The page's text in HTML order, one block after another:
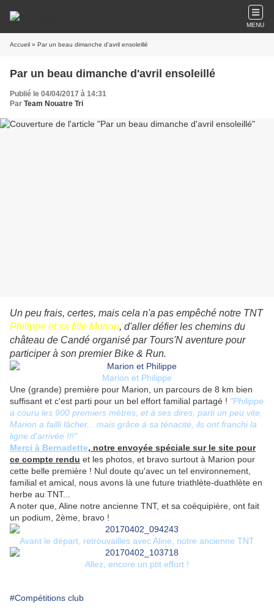
MENU
Accueil » Par un beau dimanche d'avril ensoleillé
Par un beau dimanche d'avril ensoleillé
Publié le 04/04/2017 à 14:31
Par Team Nouatre Tri
Un peu frais, certes, mais cela n'a pas empêché notre TNT
Philippe et sa fille Marion, d'aller défier les chemins du
château de Candé organisé par Tours'N aventure pour
participer à son premier Bike & Run.
Marion et Philippe
Une (grande) première pour Marion, un parcours de 8 km bien
suffisant et c'est parti pour un bel effort familial partagé ! "Philippe
a couru les 900 premiers mètres, et à ses dires, parti un peu vite,
Marion a failli lâcher... mais grâce à sa ténacité, ils ont franchi la
ligne d'arrivée !!!"
Merci à Bernadette, notre envoyée spéciale sur le site pour
ce compte rendu et les photos, et bravo surtout à Marion pour
cette belle première ! Nul doute qu'avec un tel environnement,
familial et amical, nous avons là une future triathlète-duathlète en
herbe au TNT...
A noter que, Aline notre ancienne TNT, et sa coéquipière, ont fait
un podium, 2ème, bravo !
Avant le départ, retrouvailles avec Aline, notre ancienne TNT
Allez, encore un ptit effort !
#Compétitions club